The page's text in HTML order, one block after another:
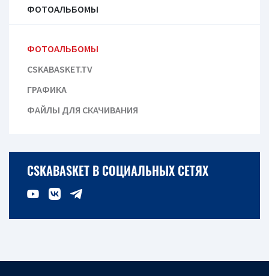
ФОТОАЛЬБОМЫ
ФОТОАЛЬБОМЫ
CSKABASKET.TV
ГРАФИКА
ФАЙЛЫ ДЛЯ СКАЧИВАНИЯ
CSKABASKET В СОЦИАЛЬНЫХ СЕТЯХ